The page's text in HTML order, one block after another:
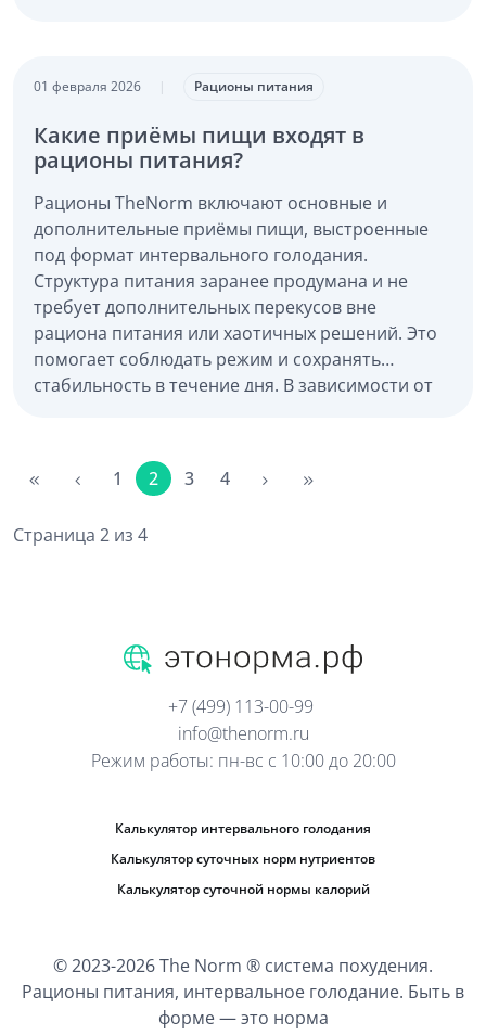
01 февраля 2026 | Рационы питания
Какие приёмы пищи входят в
рационы питания?
Рационы TheNorm включают основные и
дополнительные приёмы пищи, выстроенные
под формат интервального голодания.
Структура питания заранее продумана и не
требует дополнительных перекусов вне
рациона питания или хаотичных решений. Это
помогает соблюдать режим и сохранять
стабильность в течение дня. В зависимости от
полдники, ужины и десерты.
1 2 3 4
Страница 2 из 4
+7 (499) 113-00-99
info@thenorm.ru
Режим работы: пн-вс с 10:00 до 20:00
Калькулятор интервального голодания
Калькулятор суточных норм нутриентов
Калькулятор суточной нормы калорий
© 2023-2026 The Norm ® система похудения.
Рационы питания, интервальное голодание. Быть в
форме — это норма